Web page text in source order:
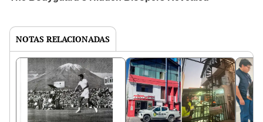
NOTAS RELACIONADAS